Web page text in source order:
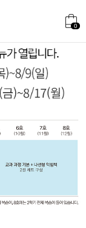
0